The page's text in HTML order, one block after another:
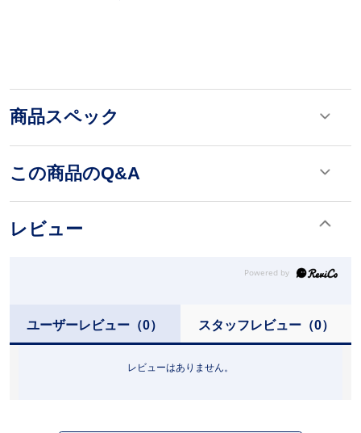
商品スペック
この商品のQ&A
レビュー
ユーザーレビュー （0） スタッフレビュー（0）
レビューはありません。